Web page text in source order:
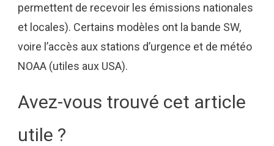
permettent de recevoir les émissions nationales
et locales). Certains modèles ont la bande SW,
voire l’accès aux stations d’urgence et de météo
NOAA (utiles aux USA).
Avez-vous trouvé cet article
utile ?